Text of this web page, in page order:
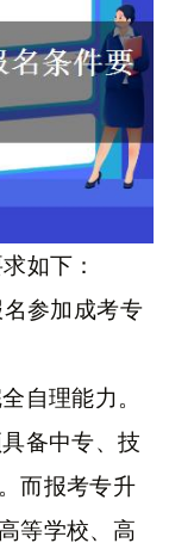
如下：
参加成考专
自理能力。
备中专、技
而报考专升
等学校、高